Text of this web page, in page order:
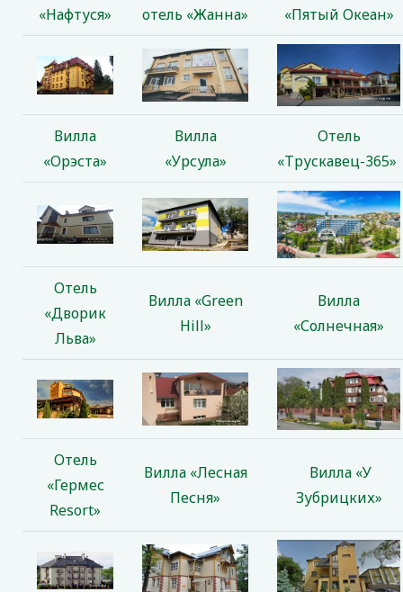
«Нафтуся»
отель «Жанна»
«Пятый Океан»
Вилла
«Орэста»
Вилла
«Урсула»
Отель
«Трускавец-365»
Отель
«Дворик
Льва»
Вилла «Green
Hill»
Вилла
«Солнечная»
Отель
«Гермес
Resort»
Вилла «Лесная
Песня»
Вилла «У
Зубрицких»